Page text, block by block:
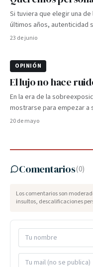
Si tuviera que elegir una
últimos años, autenticidad
23 de junio
OPINIÓN
El lujo no hace
En la era de la
mostrarse para empezar a
20 de mayo
Comentarios(0)
Los comentarios son
insultos, descalificaciones